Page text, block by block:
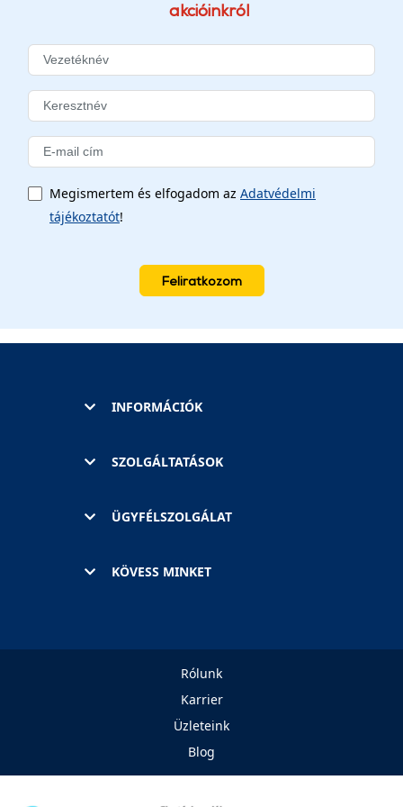
akcióinkról
Megismertem és elfogadom az Adatvédelmi
tájékoztatót!
Feliratkozom
INFORMÁCIÓK
SZOLGÁLTATÁSOK
ÜGYFÉLSZOLGÁLAT
KÖVESS MINKET
Rólunk
Karrier
Üzleteink
Blog